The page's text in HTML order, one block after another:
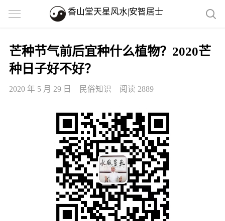
香山堂天星风水|安智居士
芒种节气前后宜种什么植物？2020芒
种日子好不好？
2020 年 5 月 29 日 民俗知识 阅读 2889